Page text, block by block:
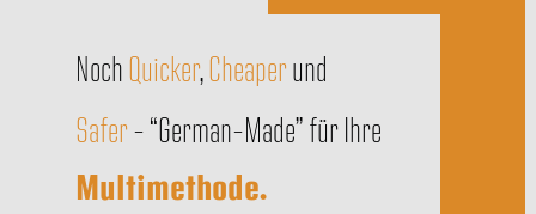
NochQuicker,Cheaperund
Safer– “German–Made” für Ihre
Multimethode.